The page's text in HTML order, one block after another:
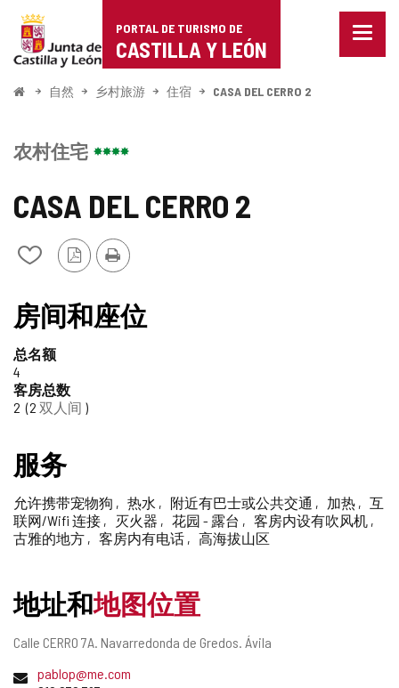
Portal
de
Turismo
Castilla
León
PORTAL DE TURISMO DE
CASTILLA Y LEÓN
菜
开
自然 乡村旅游 住宿 CASA DEL CERRO 2
CASA DEL CERRO 2
从
笔
记
中
加/
删
PDF
版
打
印
农村住宅
房间和座位
总名额
4
客房总数
2 2 双人间
服务
允许携带宠物狗 热水 附近有巴士或公共交通 加热
互
联网/Wifi 连接
灭火器 花园 - 露台
客房内设有吹风机
古雅的地方
客房内有电话 高海拔山区
地址和地图位置
邮
地
Calle CERRO 7A. Navarredonda de Gredos. Ávila
电
pablop@me.com